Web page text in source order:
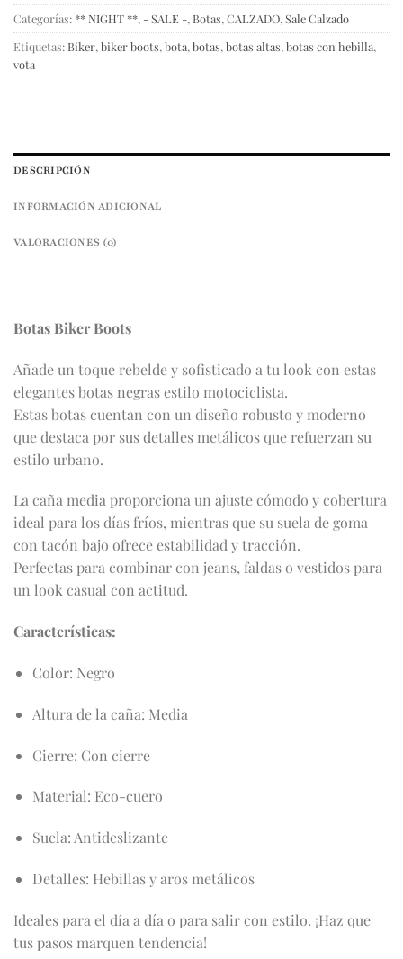
Categorías: ** NIGHT **, - SALE -, Botas, CALZADO, Sale Calzado
Etiquetas: Biker, biker boots, bota, botas, botas altas, botas con hebilla,
vota
DESCRIPCIÓN
INFORMACIÓN ADICIONAL
VALORACIONES (0)
Botas Biker Boots
Añade un toque rebelde y sofisticado a tu look con estas
elegantes botas negras estilo motociclista.
Estas botas cuentan con un diseño robusto y moderno
que destaca por sus detalles metálicos que refuerzan su
estilo urbano.
La caña media proporciona un ajuste cómodo y cobertura
ideal para los días fríos, mientras que su suela de goma
con tacón bajo ofrece estabilidad y tracción.
Perfectas para combinar con jeans, faldas o vestidos para
un look casual con actitud.
Características:
Color: Negro
Altura de la caña: Media
Cierre: Con cierre
Material: Eco-cuero
Suela: Antideslizante
Detalles: Hebillas y aros metálicos
Ideales para el día a día o para salir con estilo. ¡Haz que
tus pasos marquen tendencia!